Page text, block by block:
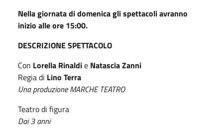
Nella giornata di domenica gli spettacoli avranno
inizio alle ore 15:00.
DESCRIZIONE SPETTACOLO
Con Lorella Rinaldie Natascia Zanni
Regia di Lino Terra
Una produzione MARCHE TEATRO
Teatro di figura
Dai 3 anni